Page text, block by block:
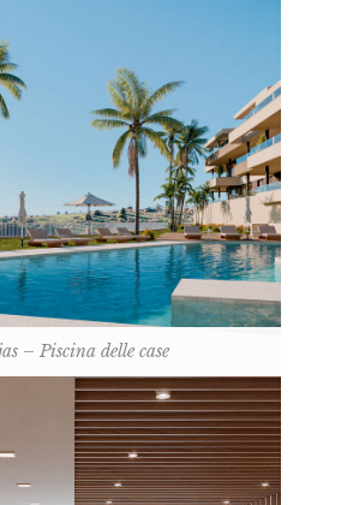
– Piscina delle case